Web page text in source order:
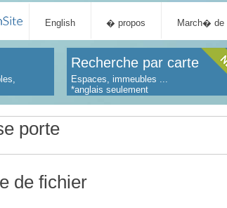
English � propos March�
Recherche par carte
Espaces, immeubles ...
*anglais seulement
porte
de fichier